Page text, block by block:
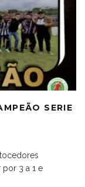
SERIE
por 3 a 1 e